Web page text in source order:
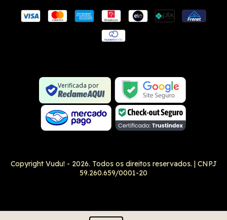
Verificada por
Não é um site na lista negra
Google Safe Browsing
Copyright Vudu! - 2026. Todos os direitos reservados.